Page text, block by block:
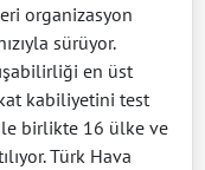
organizasyon
sürüyor.
en üst
kabiliyetini test
birlikte 16 ülke ve
Türk Hava